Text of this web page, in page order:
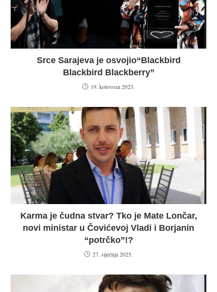
Srce Sarajeva je osvojio“Blackbird
Blackbird Blackberry”
19. kolovoza 2023.
Karma je čudna stvar? Tko je Mate Lončar,
novi ministar u Čovićevoj Vladi i Borjanin
“potrčko”!?
27. siječnja 2025.